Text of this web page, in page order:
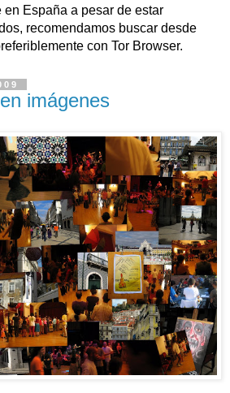
en España a pesar de estar
recomendamos buscar desde
con Tor Browser.
imágenes